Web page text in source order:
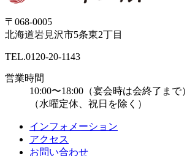
〒068-0005
北海道岩見沢市5条東2丁目
TEL.0120-20-1143
営業時間
10:00〜18:00（宴会時は会終了まで）
（水曜定休、祝日を除く）
インフォメーション
アクセス
お問い合わせ